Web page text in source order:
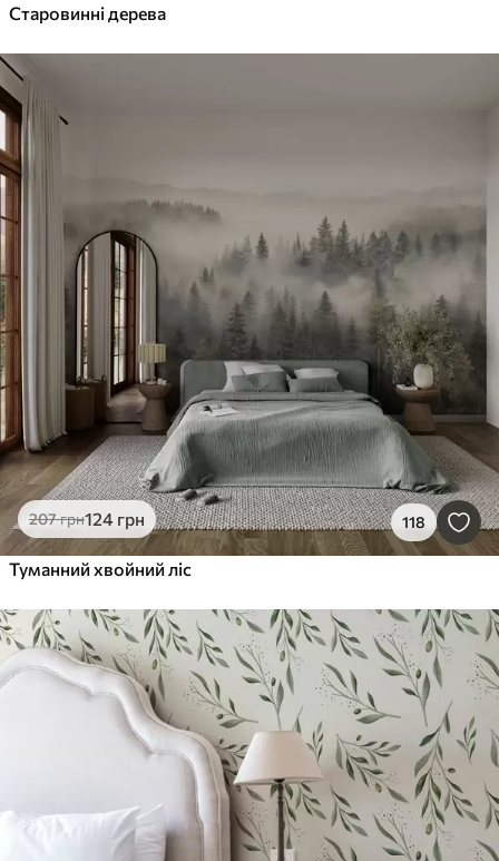
Старовинні дерева
207грн124 грн 118
Туманний хвойний ліс